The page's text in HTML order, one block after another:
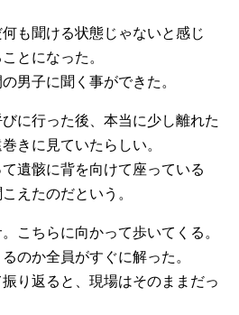
も聞ける状態じゃないと感じ
とになった。
男子に聞く事ができた。
に行った後、本当に少し離れた
きに見ていたらしい。
遺骸に背を向けて座っている
えたのだという。
こちらに向かって歩いてくる。
のか全員がすぐに解った。
り返ると、現場はそのままだっ